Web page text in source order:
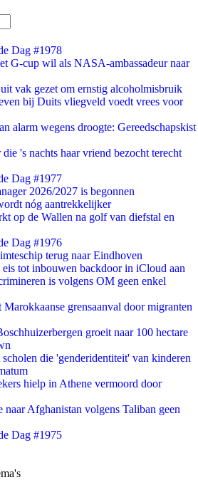
Dag #1978
G-cup wil als NASA-ambassadeur naar
vak gezet om ernstig alcoholmisbruik
bij Duits vliegveld voedt vrees voor
alarm wegens droogte: Gereedschapskist
's nachts haar vriend bezocht terecht
Dag #1977
2026/2027 is begonnen
nóg aantrekkelijker
op de Wallen na golf van diefstal en
Dag #1976
terug naar Eindhoven
tot inbouwen backdoor in iCloud aan
is volgens OM geen enkel
Marokkaanse grensaanval door migranten
groeit naar 100 hectare
die 'genderidentiteit' van kinderen
hielp in Athene vermoord door
Afghanistan volgens Taliban geen
Dag #1975